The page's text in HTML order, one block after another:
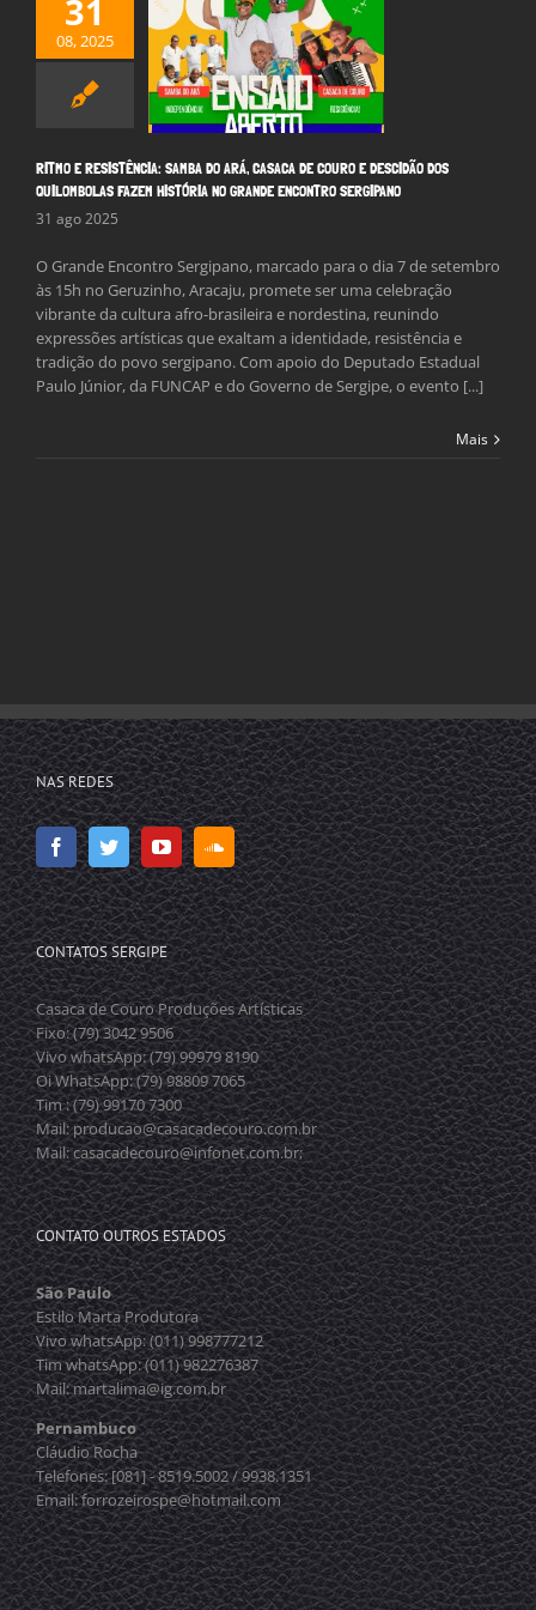
31
08, 2025
ARÁ, CASACA
E DESCIDÃO
HISTÓRIA NO
NotíciasRITMO E RESISTÊNCIA: SAMBA DO ARÁ, CASACA DE COURO E DESCIDÃO DOS
QUILOMBOLAS FAZEM HISTÓRIA NO GRANDE ENCONTRO SERGIPANO
31 ago 2025
O Grande Encontro Sergipano, marcado para o dia 7 de setembro
às 15h no Geruzinho, Aracaju, promete ser uma celebração
vibrante da cultura afro-brasileira e nordestina, reunindo
expressões artísticas que exaltam a identidade, resistência e
tradição do povo sergipano. Com apoio do Deputado Estadual
Paulo Júnior, da FUNCAP e do Governo de Sergipe, o evento [...]
Mais
NAS REDES
CONTATOS SERGIPE
Casaca de Couro Produções Artísticas
Fixo: (79) 3042 9506
Vivo whatsApp: (79) 99979 8190
Oi WhatsApp: (79) 98809 7065
Tim : (79) 99170 7300
Mail: producao@casacadecouro.com.br
Mail: casacadecouro@infonet.com.br;
CONTATO OUTROS ESTADOS
São Paulo
Estilo Marta Produtora
Vivo whatsApp: (011) 998777212
Tim whatsApp: (011) 982276387
Mail: martalima@ig.com.br
Pernambuco
Cláudio Rocha
Telefones: [081] - 8519.5002 / 9938.1351
Email: forrozeirospe@hotmail.com